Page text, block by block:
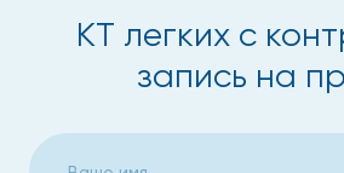
Обструктивные заболевания
Эмфизему.
Абсцесс.
КТ легких с
запись на